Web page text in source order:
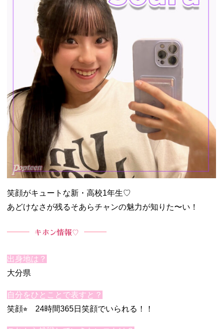
笑顔がキュートな新・高校1年生♡
あどけなさが残るそあらチャンの魅力が知りた〜い！
キホン情報♡
出身地は？
大分県
自分をひとことで表すと？
笑顔⭐︎ 24時間365日笑顔でいられる！！